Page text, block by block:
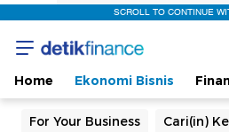
SCROLL TO CONTINUE
Home Ekonomi Bisnis
For Your Business Cari(in)